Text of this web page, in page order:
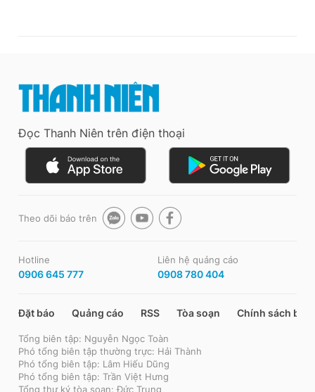
Đọc Thanh Niên trên điện thoại
Theo dõi báo trên
Hotline
0906 645 777
Liên hệ quảng cáo
0908 780 404
Đặt báo Quảng cáo RSS Tòa soạn Chính sách bảo
Tổng biên tập: Nguyễn Ngọc Toàn
Phó tổng biên tập thường trực: Hải Thành
Phó tổng biên tập: Lâm Hiếu Dũng
Phó tổng biên tập: Trần Việt Hưng
Tổng thư ký tòa soạn: Đức Trung